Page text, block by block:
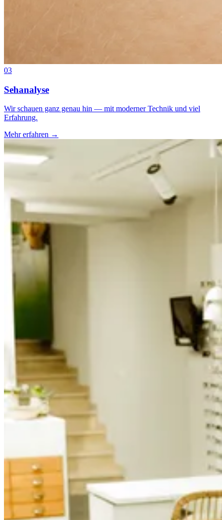
03
Sehanalyse
Wir schauen ganz genau hin — mit moderner Technik und viel
Erfahrung.
Mehr erfahren →